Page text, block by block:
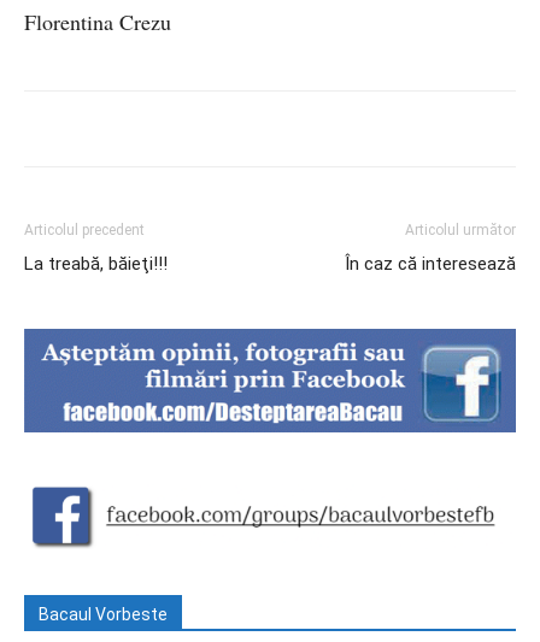
Florentina Crezu
Articolul precedent
La treabă, băieţi!!!
Articolul următor
În caz că interesează
Bacaul Vorbeste